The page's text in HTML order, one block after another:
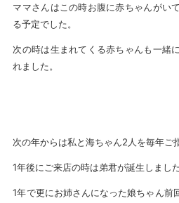
ママさんはこの時お腹に赤ちゃんがい
る予定でした。
次の時は生まれてくる赤ちゃんも一緒
れました。
次の年からは私と海ちゃん2人を毎年ご
1年後にご来店の時は弟君が誕生しまし
1年で更にお姉さんになった娘ちゃん前